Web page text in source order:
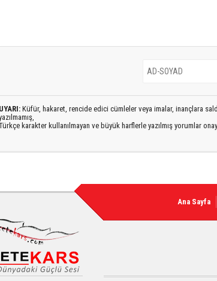
UYARI: Küfür, hakaret, rencide edici cümleler veya imalar, inançlara
karakter kullanılmayan ve büyük harflerle yazılmış yorumlar
Ana Sayfa